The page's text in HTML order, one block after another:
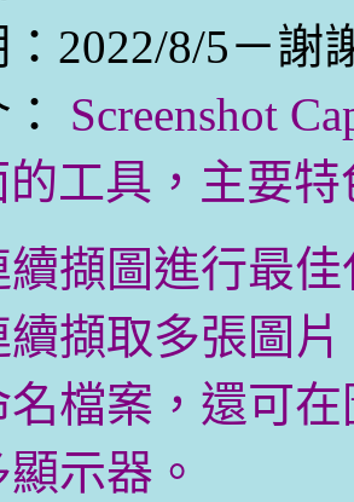
2022/8/5－謝
Screenshot
工具，主要
續擷圖進行最
續擷取多張圖片
名檔案，還可
示器。